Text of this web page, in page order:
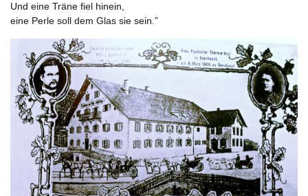
Und eine Träne fiel hinein,
eine Perle soll dem Glas sie sein.”